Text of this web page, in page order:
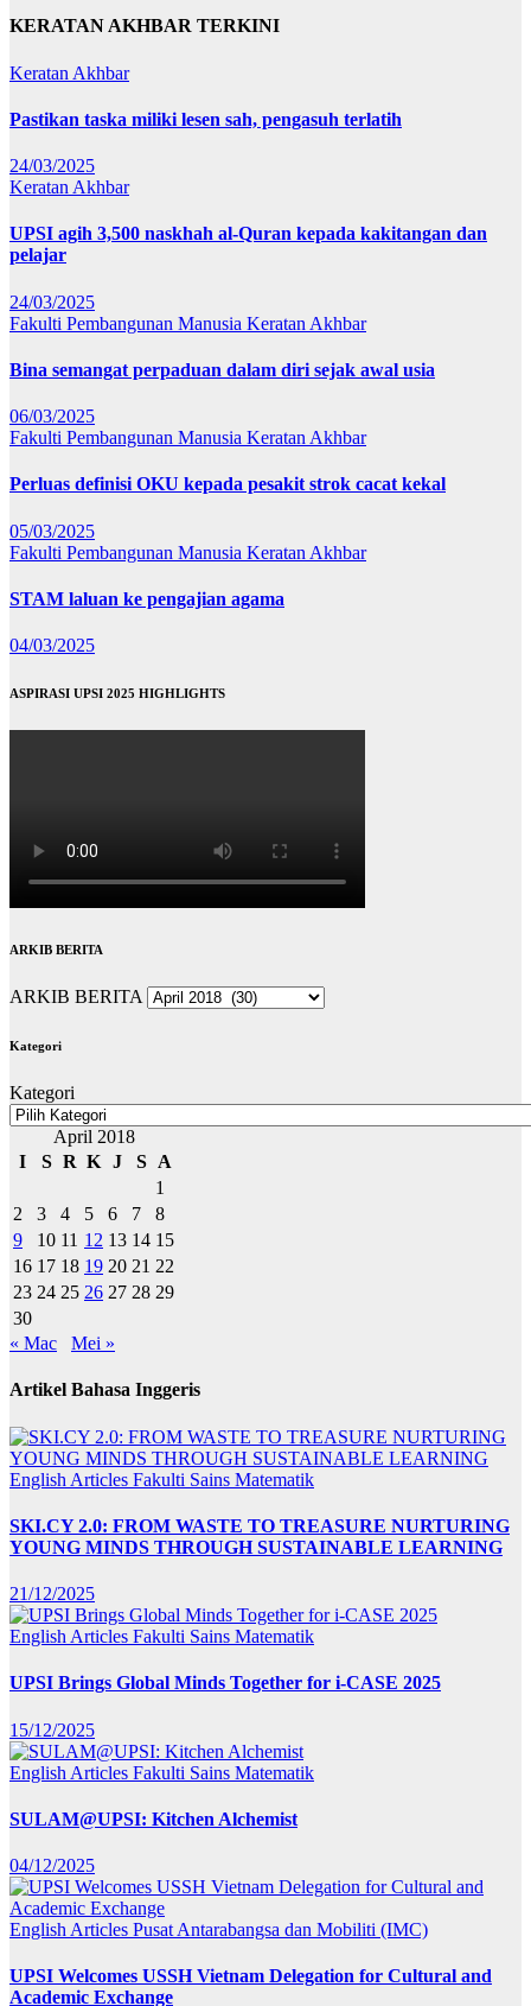
KERATAN AKHBAR TERKINI
Keratan Akhbar
Pastikan taska miliki lesen sah, pengasuh terlatih
24/03/2025
Keratan Akhbar
UPSI agih 3,500 naskhah al-Quran kepada kakitangan dan
pelajar
24/03/2025
Fakulti Pembangunan Manusia Keratan Akhbar
Bina semangat perpaduan dalam diri sejak awal usia
06/03/2025
Fakulti Pembangunan Manusia Keratan Akhbar
Perluas definisi OKU kepada pesakit strok cacat kekal
05/03/2025
Fakulti Pembangunan Manusia Keratan Akhbar
STAM laluan ke pengajian agama
04/03/2025
ASPIRASI UPSI 2025 HIGHLIGHTS
ARKIB BERITA
ARKIB BERITA
Kategori
Kategori
April 2018
I
S R K J S
A
1
2
3 4 5 6 7
8
9
10 11 12 13 14 15
16 17 18 19 20 21 22
23 24 25 26 27 28 29
30
« Mac
Mei »
Artikel Bahasa Inggeris
English Articles Fakulti Sains Matematik
SKI.CY 2.0: FROM WASTE TO TREASURE NURTURING
YOUNG MINDS THROUGH SUSTAINABLE LEARNING
21/12/2025
English Articles Fakulti Sains Matematik
UPSI Brings Global Minds Together for i-CASE 2025
15/12/2025
English Articles Fakulti Sains Matematik
SULAM@UPSI: Kitchen Alchemist
04/12/2025
English Articles Pusat Antarabangsa dan Mobiliti (IMC)
UPSI Welcomes USSH Vietnam Delegation for Cultural and
Academic Exchange